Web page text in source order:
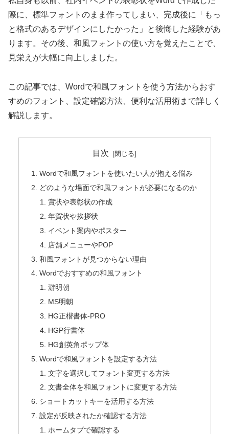
際に、標準フォントのまま作ってしまい、完成後に「もっ
と格式のあるデザインにしたかった」と後悔した経験があ
ります。その後、和風フォントの使い方を覚えたことで、
見栄えが大幅に向上しました。
この記事では、Wordで和風フォントを使う方法からおす
すめのフォント、設定確認方法、便利な活用術まで詳しく
解説します。
目次
Wordで和風フォントを使いたい人が抱える悩み
どのような場面で和風フォントが必要になるのか
賞状や表彰状の作成
年賀状や挨拶状
イベント案内やポスター
店舗メニューやPOP
和風フォントが見つからない理由
Wordでおすすめの和風フォント
游明朝
MS明朝
HG正楷書体-PRO
HGP行書体
HG創英角ポップ体
Wordで和風フォントを設定する方法
文字を選択してフォント変更する方法
文書全体を和風フォントに変更する方法
ショートカットキーを活用する方法
設定が反映されたか確認する方法
ホームタブで確認する